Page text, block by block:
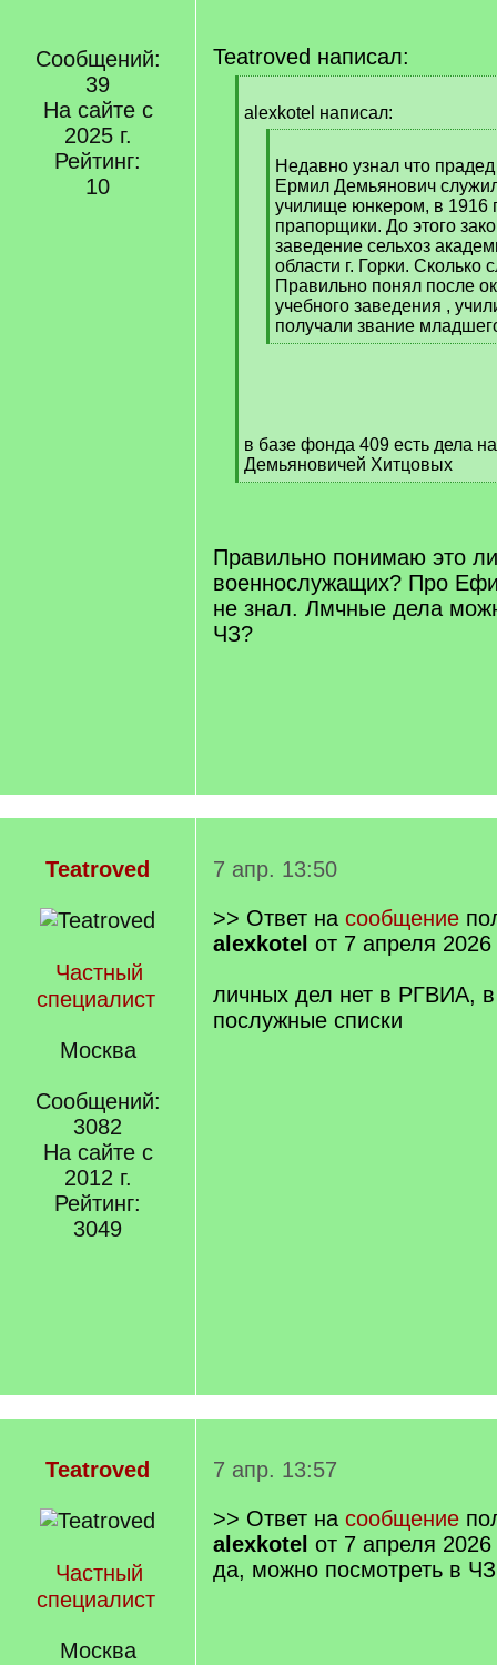
Сообщений:
39
На сайте с
2025 г.
Рейтинг:
10
Teatroved написал:
q
alexkotel написал:
q
]
Недавно узнал что
Ермил Демьянович
училище юнкером, в 1916
прапорщики. До этого
заведение сельхоз
области г. Горки. Сколько
Правильно понял после
учебного заведения ,
получали звание
[
в базе фонда 409 есть дела
Демьяновичей Хитцовых
[
Правильно понимаю это
военнослужащих? Про
не знал. Лмчные дела
ЧЗ?
Teatroved
Частный
специалист
Москва
Сообщений:
3082
На сайте с
2012 г.
Рейтинг:
3049
7 апр. 13:50
>> Ответ на сообщение
alexkotel от 7 апреля
личных дел нет в РГВИА,
послужные списки
Teatroved
Частный
специалист
Москва
7 апр. 13:57
>> Ответ на сообщение
alexkotel от 7 апреля
да, можно посмотреть в ЧЗ